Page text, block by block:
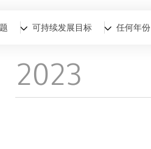
包
屑
全部新闻香港科大故事
可持续发展目标 任何年份
2023